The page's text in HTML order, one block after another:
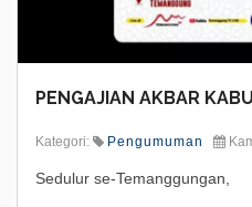
PENGAJIAN AKBAR
Kategori: Pengumuman
Sedulur se-Temanggungan,